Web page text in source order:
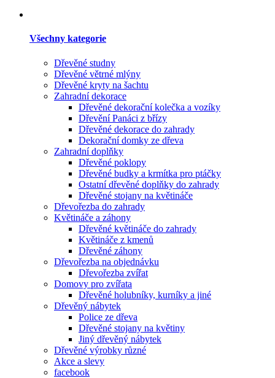
Všechny kategorie
Dřevěné studny
Dřevěné větrné mlýny
Dřevěné kryty na šachtu
Zahradní dekorace
Dřevěné dekorační kolečka a vozíky
Dřevění Panáci z břízy
Dřevěné dekorace do zahrady
Dekorační domky ze dřeva
Zahradní doplňky
Dřevěné poklopy
Dřevěné budky a krmítka pro ptáčky
Ostatní dřevěné doplňky do zahrady
Dřevěné stojany na květináče
Dřevořezba do zahrady
Květináče a záhony
Dřevěné květináče do zahrady
Květináče z kmenů
Dřevěné záhony
Dřevořezba na objednávku
Dřevořezba zvířat
Domovy pro zvířata
Dřevěné holubníky, kurníky a jiné
Dřevěný nábytek
Police ze dřeva
Dřevěné stojany na květiny
Jiný dřevěný nábytek
Dřevěné výrobky různé
Akce a slevy
facebook